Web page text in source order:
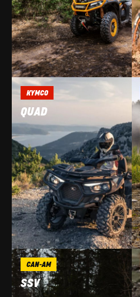
KYMCO
QUAD
CAN-AM
SSV